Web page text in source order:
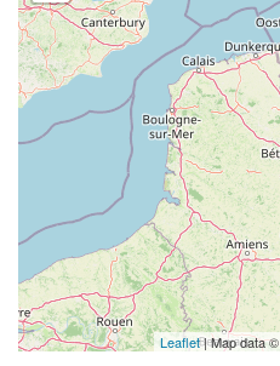
Leaflet| Map data ©